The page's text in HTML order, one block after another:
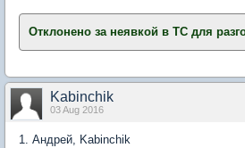
Отклонено за неявкой в ТС для
Kabinchik
03 Aug 2016
1. Андрей, Kabinchik